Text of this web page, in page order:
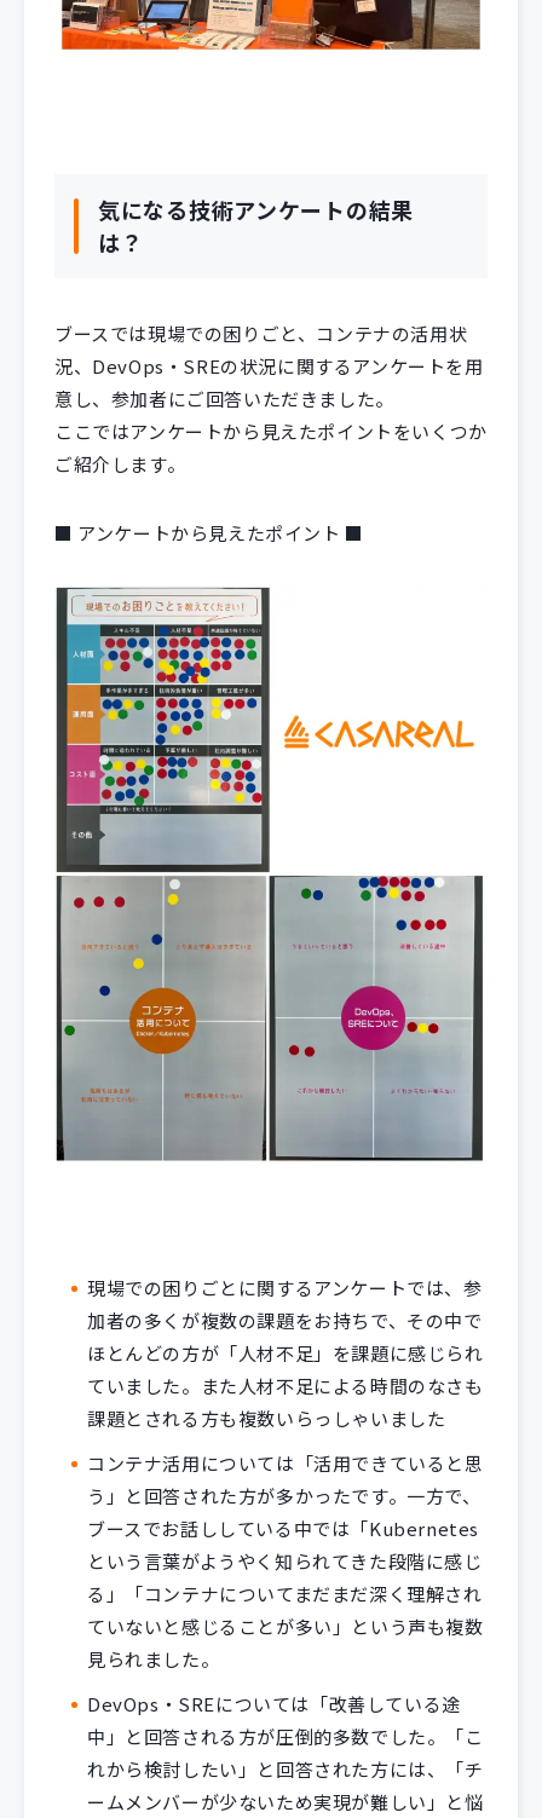
気になる技術アンケートの結果
は？
ブースでは現場での困りごと、コンテナの活用状
況、DevOps・SREの状況に関するアンケートを用
意し、参加者にご回答いただきました。
ここではアンケートから見えたポイントをいくつか
ご紹介します。
■ アンケートから見えたポイント ■
現場での困りごとに関するアンケートでは、参
加者の多くが複数の課題をお持ちで、その中で
ほとんどの方が「人材不足」を課題に感じられ
ていました。また人材不足による時間のなさも
課題とされる方も複数いらっしゃいました
コンテナ活用については「活用できていると思
う」と回答された方が多かったです。一方で、
ブースでお話ししている中では「Kubernetes
という言葉がようやく知られてきた段階に感じ
る」「コンテナについてまだまだ深く理解され
ていないと感じることが多い」という声も複数
見られました。
DevOps・SREについては「改善している途
中」と回答される方が圧倒的多数でした。「こ
れから検討したい」と回答された方には、「チ
ームメンバーが少ないため実現が難しい」と悩